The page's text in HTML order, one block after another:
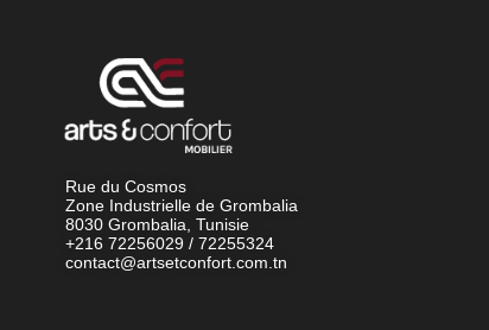
Rue du Cosmos
Zone Industrielle de Grombalia
8030 Grombalia, Tunisie
+216 72256029 / 72255324
contact@artsetconfort.com.tn